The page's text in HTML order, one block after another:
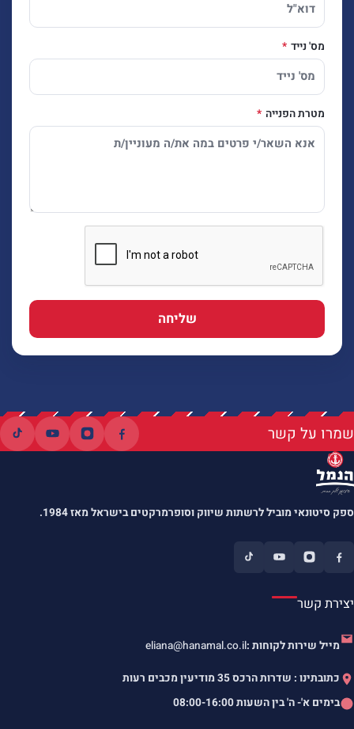
מס' נייד
מטרת הפנייה
שליחה
שמרו על קשר
ספק סיטונאי מוביל לרשתות שיווק וסופרמרקטים בישראל מאז 1984.
יצירת קשר
מייל שירות לקוחות :eliana@hanamal.co.il
כתובתינו : שדרות הרכס 35 מודיעין מכבים רעות
בימים א'- ה' בין השעות08:00-16:00